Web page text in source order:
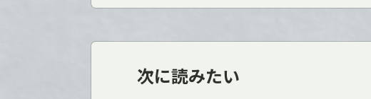
次に読みたい